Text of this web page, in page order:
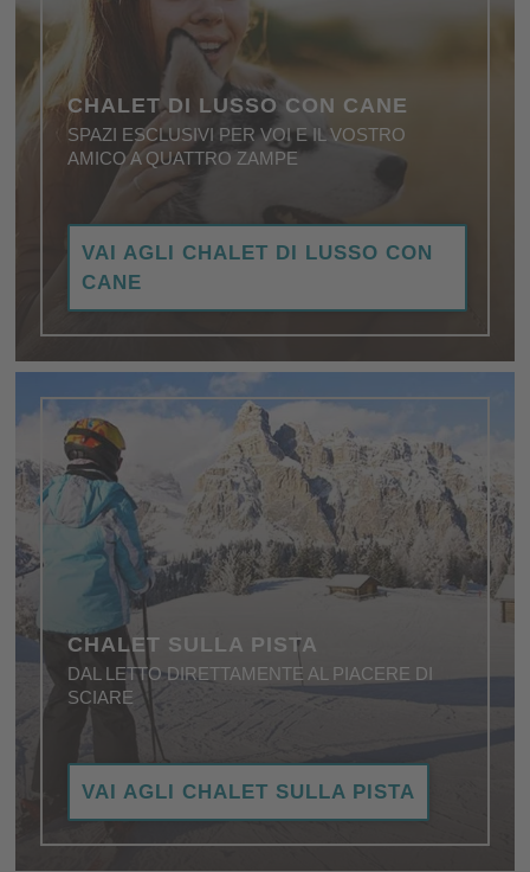
CHALET DI LUSSO CON CANE
SPAZI ESCLUSIVI PER VOI E IL VOSTRO
AMICO A QUATTRO ZAMPE
vacanza di gran classe, anche con il cane …
VAI AGLI CHALET DI LUSSO CON
CANE
CHALET SULLA PISTA
DAL LETTO DIRETTAMENTE AL PIACERE DI
SCIARE
chalet direttamente sulle piste. Niente skibus, niente
macchina. Davanti alla porta, bella neve e belle
discese.
VAI AGLI CHALET SULLA PISTA